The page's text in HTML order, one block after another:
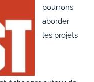
pourrons
aborder
les projets